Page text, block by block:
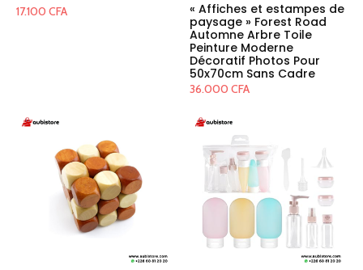
17.100 CFA
« Affiches et estampes de
paysage » Forest Road
Automne Arbre Toile
Peinture Moderne
Décoratif Photos Pour
50x70cm Sans Cadre
36.000 CFA